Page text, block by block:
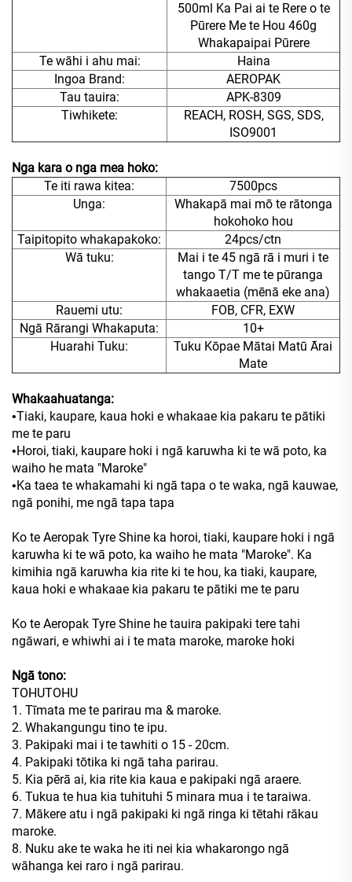
500ml Ka Pai ai te Rere o te
Pūrere Me te Hou 460g
Whakapaipai Pūrere
Te wāhi i ahu mai:
Haina
Ingoa Brand:
AEROPAK
Tau tauira:
APK-8309
Tiwhikete:
REACH, ROSH, SGS, SDS,
ISO9001
Nga kara o nga mea hoko:
Te iti rawa kitea:
7500pcs
Unga:
Whakapā mai mō te rātonga
hokohoko hou
Taipitopito whakapakoko:
24pcs/ctn
Wā tuku:
Mai i te 45 ngā rā i muri i te
tango T/T me te pūranga
whakaaetia (mēnā eke ana)
Rauemi utu:
FOB, CFR, EXW
Ngā Rārangi Whakaputa:
10+
Huarahi Tuku:
Tuku Kōpae Mātai Matū Ārai
Mate
Whakaahuatanga:
•Tiaki, kaupare, kaua hoki e whakaae kia pakaru te pātiki
me te paru
•Horoi, tiaki, kaupare hoki i ngā karuwha ki te wā poto, ka
waiho he mata "Maroke"
•Ka taea te whakamahi ki ngā tapa o te waka, ngā kauwae,
ngā ponihi, me ngā tapa tapa
Ko te Aeropak Tyre Shine ka horoi, tiaki, kaupare hoki i ngā
karuwha ki te wā poto, ka waiho he mata "Maroke". Ka
kimihia ngā karuwha kia rite ki te hou, ka tiaki, kaupare,
kaua hoki e whakaae kia pakaru te pātiki me te paru
Ko te Aeropak Tyre Shine he tauira pakipaki tere tahi
ngāwari, e whiwhi ai i te mata maroke, maroke hoki
Ngā tono:
TOHUTOHU
1. Tīmata me te parirau ma & maroke.
2. Whakangungu tino te ipu.
3. Pakipaki mai i te tawhiti o 15 - 20cm.
4. Pakipaki tōtika ki ngā taha parirau.
5. Kia pērā ai, kia rite kia kaua e pakipaki ngā araere.
6. Tukua te hua kia tuhituhi 5 minara mua i te taraiwa.
7. Mākere atu i ngā pakipaki ki ngā ringa ki tētahi rākau
maroke.
8. Nuku ake te waka he iti nei kia whakarongo ngā
wāhanga kei raro i ngā parirau.